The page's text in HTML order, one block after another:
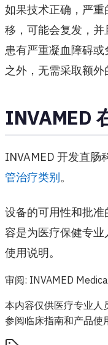
如果技术正确，严
移，可能会复发，
患有严重凝血障碍
之外，无需采取额外
INVAMED
INVAMED 开发直肠
管治疗类别。
设备的可用性和批
容是为医疗保健专
使用说明。
审阅: INVAMED
本内容仅供医疗专业人
参阅临床指南和产品使